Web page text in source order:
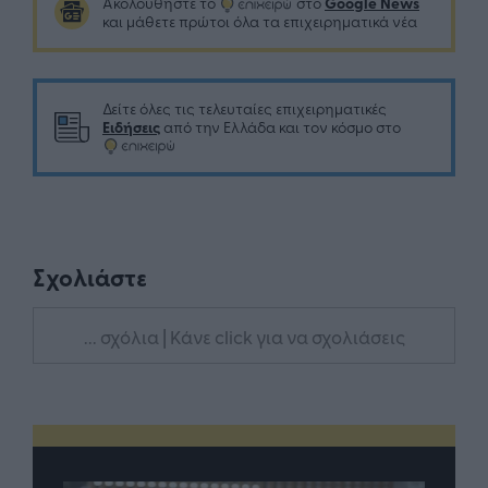
και μάθετε πρώτοι όλα τα επιχειρηματικά νέα
Δείτε όλες τις τελευταίες επιχειρηματικές
Ειδήσεις από την Ελλάδα και τον κόσμο στο
Σχολιάστε
... σχόλια | Κάνε click για να σχολιάσεις